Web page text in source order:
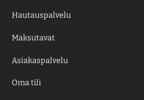
Hautauspalvelu
Maksutavat
Asiakaspalvelu
Oma tili